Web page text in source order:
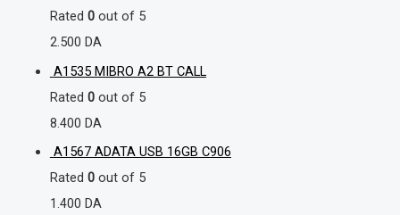
Rated 0out of 5
2.500 DA
A1535 MIBRO A2 BT CALL
Rated 0out of 5
8.400 DA
A1567 ADATA USB 16GB C906
Rated 0out of 5
1.400 DA